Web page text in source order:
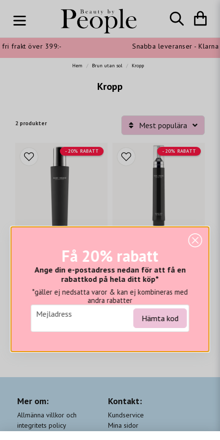
fri frakt över 399:- Snabba leveranser -
Hem Brun utan sol Kropp
Kropp
2 produkter Mest populära
MARC INBANE
Marc Inbane Natural Tanning Mousse 150 ml
519 kr
415,2 kr
LÄGG I VARUKORGEN
- 20% RABATT
MARC INBANE
449 kr
359,2 kr
LÄGG I VARUKORGEN
- 20% RABATT
Få 20% rabatt
Ange din e-postadress nedan för att få en
rabattkod på hela ditt köp*
*gäller ej nedsatta varor & kan ej kombineras med
andra rabatter
email
Mejladress Hämta kod
Mer om:
Allmänna villkor och
integritets policy
Kontakt:
Kundservice
Mina sidor